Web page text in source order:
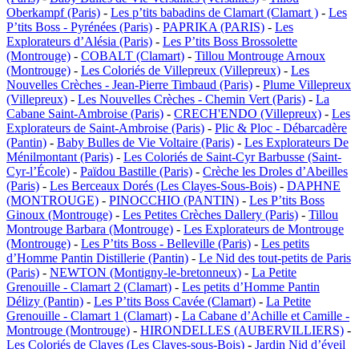
Oberkampf (Paris) - Les p’tits babadins de Clamart (Clamart ) - Les
P’tits Boss - Pyrénées (Paris) - PAPRIKA (PARIS) - Les
Explorateurs d’Alésia (Paris) - Les P’tits Boss Brossolette
(Montrouge) - COBALT (Clamart) - Tillou Montrouge Arnoux
(Montrouge) - Les Coloriés de Villepreux (Villepreux) - Les
Nouvelles Crèches - Jean-Pierre Timbaud (Paris) - Plume Villepreux
(Villepreux) - Les Nouvelles Crèches - Chemin Vert (Paris) - La
Cabane Saint-Ambroise (Paris) - CRECH'ENDO (Villepreux) - Les
Explorateurs de Saint-Ambroise (Paris) - Plic & Ploc - Débarcadère
(Pantin) - Baby Bulles de Vie Voltaire (Paris) - Les Explorateurs De
Ménilmontant (Paris) - Les Coloriés de Saint-Cyr Barbusse (Saint-
Cyr-l’École) - Païdou Bastille (Paris) - Crèche les Droles d’Abeilles
(Paris) - Les Berceaux Dorés (Les Clayes-Sous-Bois) - DAPHNE
(MONTROUGE) - PINOCCHIO (PANTIN) - Les P’tits Boss
Ginoux (Montrouge) - Les Petites Crèches Dallery (Paris) - Tillou
Montrouge Barbara (Montrouge) - Les Explorateurs de Montrouge
(Montrouge) - Les P’tits Boss - Belleville (Paris) - Les petits
d’Homme Pantin Distillerie (Pantin) - Le Nid des tout-petits de Paris
(Paris) - NEWTON (Montigny-le-bretonneux) - La Petite
Grenouille - Clamart 2 (Clamart) - Les petits d’Homme Pantin
Délizy (Pantin) - Les P’tits Boss Cavée (Clamart) - La Petite
Grenouille - Clamart 1 (Clamart) - La Cabane d’Achille et Camille -
Montrouge (Montrouge) - HIRONDELLES (AUBERVILLIERS) -
Les Coloriés de Clayes (Les Clayes-sous-Bois) - Jardin Nid d’éveil